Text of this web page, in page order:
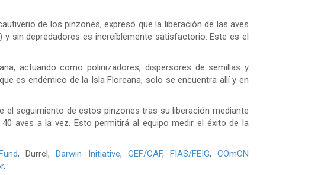
de los pinzones, expresó que la liberación de las aves
sin depredadores es increíblemente satisfactorio. Este es el
actuando como polinizadores, dispersores de semillas y
es endémico de la Isla Floreana, solo se encuentra allí y en
el seguimiento de estos pinzones tras su liberación mediante
aves a la vez. Esto permitirá al equipo medir el éxito de la
, Durrel,Darwin Initiative, GEF/CAF, FIAS/FEIG,COmON
.